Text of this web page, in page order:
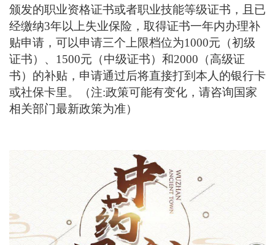
颁发的职业资格证书或者职业技能等级证书，且已
经缴纳3年以上失业保险，取得证书一年内办理补
贴申请，可以申请三个上限档位为1000元（初级
证书）、1500元（中级证书）和2000（高级证
书）的补贴，申请通过后将直接打到本人的银行卡
或社保卡里。（注:政策可能有变化，请咨询国家
相关部门最新政策为准）